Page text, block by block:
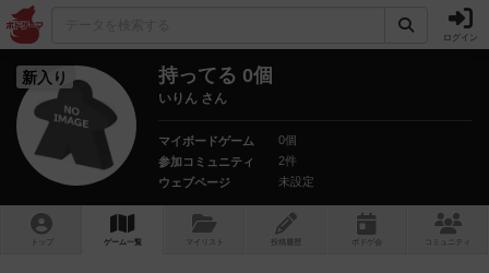
ログイン
新入り 持ってる 0個
いりん さん
マイボードゲーム
0個
参加コミュニティ
2件
ウェブページ
未設定
トップ ゲーム一覧 マイリスト 投稿履歴 ボ ドゲ コミュニティ